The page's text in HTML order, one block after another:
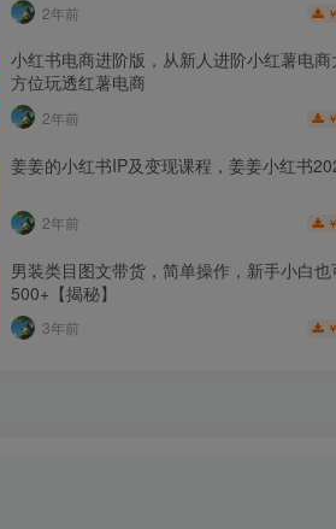
2年前 ￥
小红书电商进阶版，从新人进阶小红薯电商
方位玩透红薯电商
2年前 ￥
姜姜的小红书IP及变现课程，姜姜小红书
2年前 ￥
男装类目图文带货，简单操作，新手小白也
500+【揭秘】
3年前 ￥